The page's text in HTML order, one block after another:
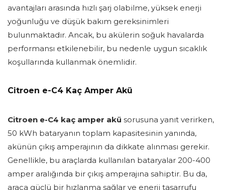
avantajları arasında hızlı şarj olabilme, yüksek enerji
yoğunluğu ve düşük bakım gereksinimleri
bulunmaktadır. Ancak, bu akülerin soğuk havalarda
performansı etkilenebilir, bu nedenle uygun sıcaklık
koşullarında kullanmak önemlidir.
Citroen e-C4 Kaç Amper Akü
Citroen e-C4 kaç amper akü sorusuna yanıt verirken,
50 kWh bataryanın toplam kapasitesinin yanında,
akünün çıkış amperajının da dikkate alınması gerekir.
Genellikle, bu araçlarda kullanılan bataryalar 200-400
amper aralığında bir çıkış amperajına sahiptir. Bu da,
araca güçlü bir hızlanma sağlar ve enerji tasarrufu